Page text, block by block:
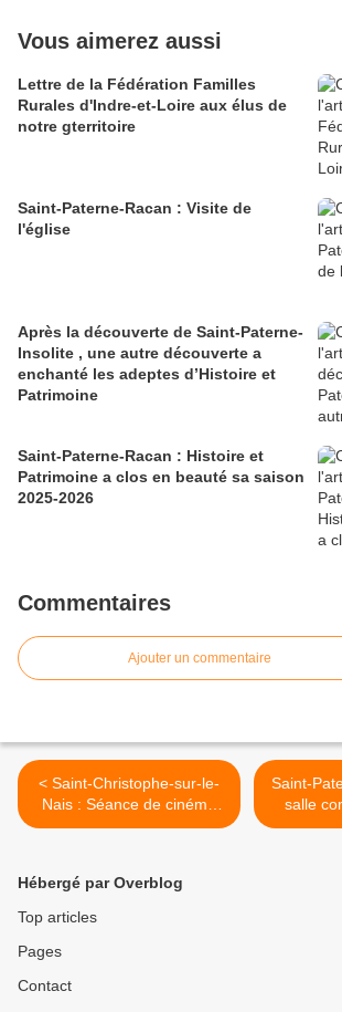
Vous aimerez aussi
Lettre de la Fédération Familles
Rurales d'Indre-et-Loire aux élus de
notre gterritoire
Saint-Paterne-Racan : Visite de
l'église
Après la découverte de Saint-Paterne-
Insolite , une autre découverte a
enchanté les adeptes d’Histoire et
Patrimoine
Saint-Paterne-Racan : Histoire et
Patrimoine a clos en beauté sa saison
2025-2026
Commentaires
Ajouter un commentaire
< Saint-Christophe-sur-le-
Nais : Séance de cinéma
"La bonne étoile"
Saint-
salle
Hébergé par Overblog
Top articles
Pages
Contact